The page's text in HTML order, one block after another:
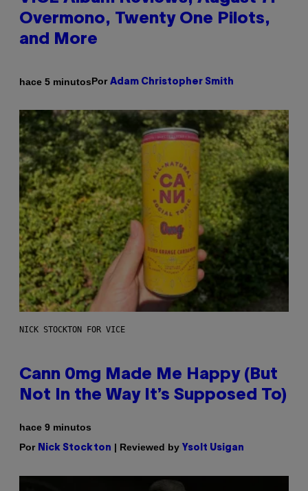
Overmono, Twenty One Pilots,
and More
hace 5 minutosPor Adam Christopher Smith
NICK STOCKTON FOR VICE
Cann 0mg Made Me Happy (But
Not In the Way It’s Supposed To)
hace 9 minutos
Por Nick Stockton | Reviewed by Ysolt Usigan